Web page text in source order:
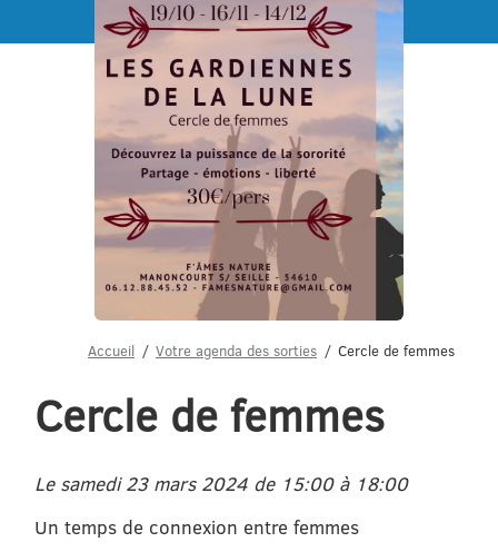
Menu
Accueil Votre agenda des sorties Cercle de femmes
Cercle de femmes
Le samedi 23 mars 2024 de 15:00 à 18:00
Un temps de connexion entre femmes